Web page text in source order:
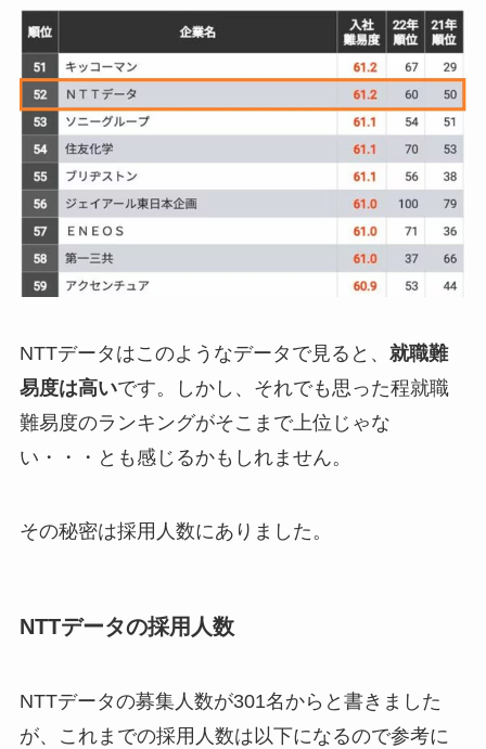
NTTデータはこのようなデータで見ると、 就職難
易度は高いです。しかし、それでも思った程就職
難易度のランキングがそこまで上位じゃな
い・・・とも感じるかもしれません。
その秘密は採用人数にありました。
NTTデータの採用人数
NTTデータの募集人数が301名からと書きました
が、これまでの採用人数は以下になるので参考に